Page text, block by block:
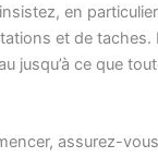
en
et de
jusqu’à ce que
assurez-